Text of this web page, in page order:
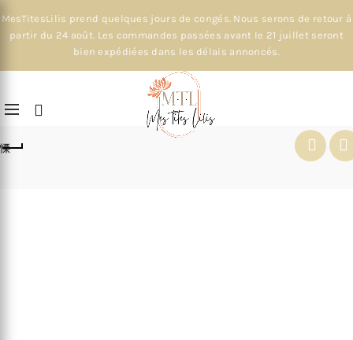
MesTitesLilis prend quelques jours de congés. Nous serons de retour à
partir du 24 août. Les commandes passées avant le 21 juillet seront
bien expédiées dans les délais annoncés.